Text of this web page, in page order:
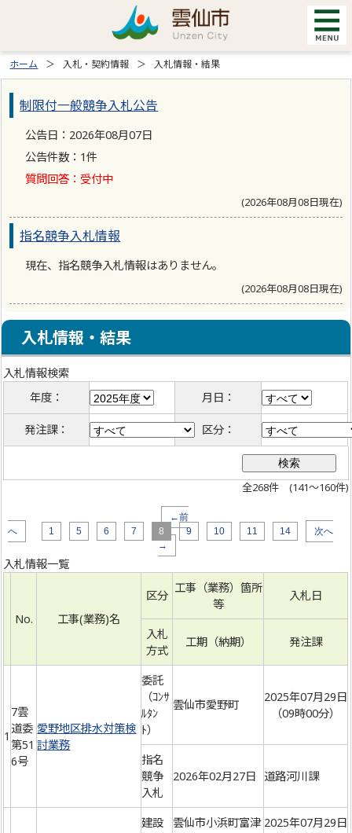
ホーム 入札・契約情報 入札情報・結果
制限付一般競争入札公告
公告日：2026年08月07日
公告件数：1件
質問回答：受付中
(2026年08月08日現在)
指名競争入札情報
現在、指名競争入札情報はありません。
(2026年08月08日現在)
入札情報・結果
入札情報検索
年度：
月日：
発注課： 区分：
全268件 (141～160件)
←前
へ
1 5 6 7 8 9 10 11 14
次へ
→
入札情報一覧
No. 工事(業務)名
区分
工事（業務）箇所
等
入札日
入札
方式
工期（納期） 発注課
1
7雲
道委
第51
6号
愛野地区排水対策検
討業務
委託
（ｺﾝｻ
ﾙﾀﾝ
ﾄ）
雲仙市愛野町
2025年07月29日
（09時00分）
指名
競争
入札
2026年02月27日 道路河川課
建設
雲仙市小浜町富津 2025年07月29日